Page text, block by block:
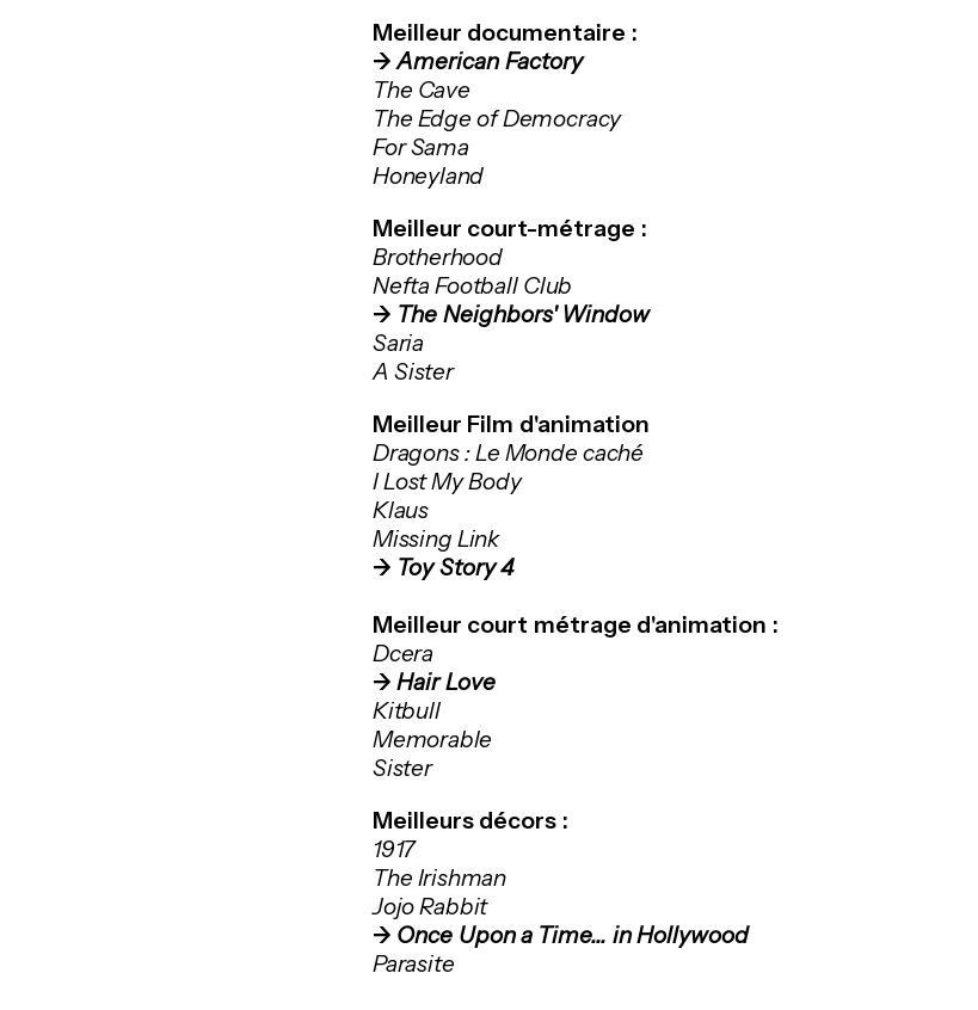
Meilleur documentaire :
-> American Factory
The Cave
The Edge of Democracy
For Sama
Honeyland
Meilleur court-métrage :
Brotherhood
Nefta Football Club
-> The Neighbors' Window
Saria
A Sister
Meilleur Film d'animation
Dragons : Le Monde caché
I Lost My Body
Klaus
Missing Link
-> Toy Story 4
Meilleur court métrage d'animation :
Dcera
-> Hair Love
Kitbull
Memorable
Sister
Meilleurs décors :
1917
The Irishman
Jojo Rabbit
-> Once Upon a Time... in Hollywood
Parasite